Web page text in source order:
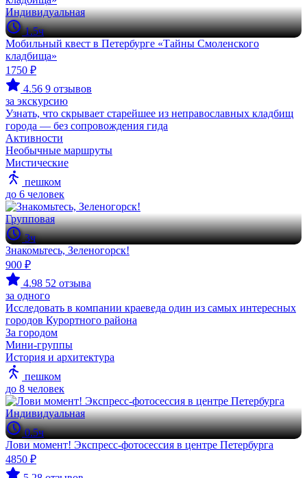
Индивидуальная
1.5ч
Мобильный квест в Петербурге «Тайны Смоленского
кладбища»
1750 ₽
4.56 9 отзывов
за экскурсию
Узнать, что скрывает старейшее из неправославных кладбищ
города — без сопровождения гида
Активности
Необычные маршруты
Мистические
пешком
до 6 человек
Групповая
3ч
Знакомьтесь, Зеленогорск!
900 ₽
4.98 52 отзыва
за одного
Исследовать в компании краеведа один из самых интересных
городов Курортного района
За городом
Мини-группы
История и архитектура
пешком
до 8 человек
Индивидуальная
0.5ч
Лови момент! Экспресс-фотосессия в центре Петербурга
4850 ₽